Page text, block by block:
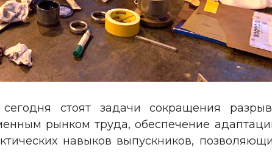
стоят задачи сокращения
рынком труда, обеспечение
навыков выпускников,